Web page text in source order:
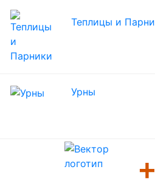
Теплицы и
Урны